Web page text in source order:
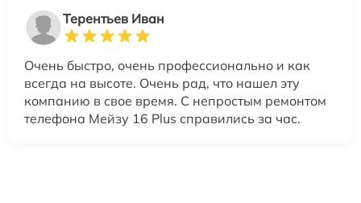
Терентьев Иван
Очень быстро, очень профессионально и как
всегда на высоте. Очень рад, что нашел эту
компанию в свое время. С непростым ремонтом
телефона Мейзу 16 Plus справились за час.